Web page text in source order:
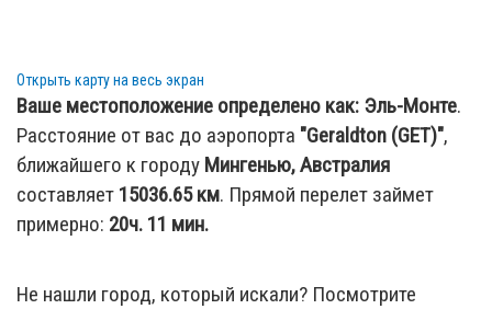
Открыть карту на весь экран
Ваше местоположение определено как: Эль-Монте.
Расстояние от вас до аэропорта "Geraldton (GET)",
ближайшего к городу Мингенью, Австралия
составляет 15036.65км. Прямой перелет займет
примерно: 20ч. 11 мин.
Не нашли город, который искали? Посмотрите